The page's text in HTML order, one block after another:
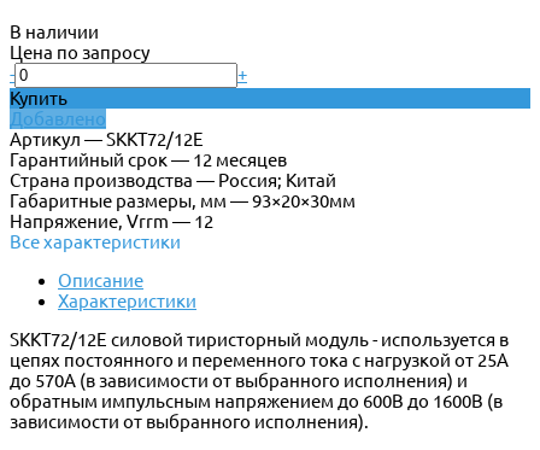
В наличии
Цена по запросу
-
+
Купить
Добавлено
Артикул — SKKT72/12E
Гарантийный срок — 12 месяцев
Страна производства — Россия; Китай
Габаритные размеры, мм — 93×20×30мм
Напряжение, Vrrm — 12
Все характеристики
Описание
Характеристики
SKKT72/12E силовой тиристорный модуль - используется в
цепях постоянного и переменного тока с нагрузкой от 25А
до 570А (в зависимости от выбранного исполнения) и
обратным импульсным напряжением до 600В до 1600В (в
зависимости от выбранного исполнения).